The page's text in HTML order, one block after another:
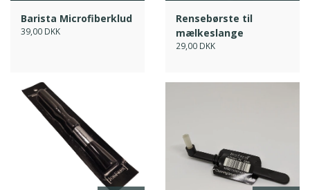
Barista Microfiberklud
39,00 DKK
Rensebørste til
mælkeslange
29,00 DKK